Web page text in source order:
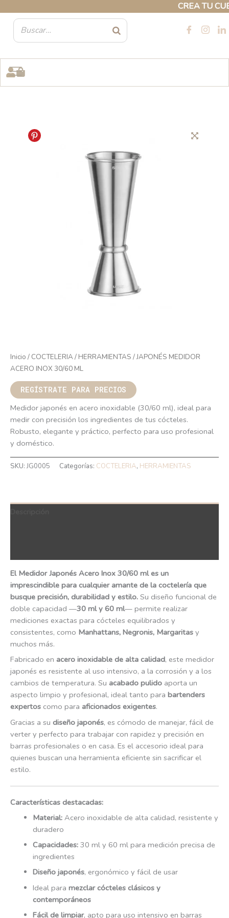
CREA TU
contenido
Inicio / COCTELERIA/ HERRAMIENTAS / JAPONÉS MEDIDOR
ACERO INOX 30/60 ML
REGÍSTRATE PARA PRECIOS
Medidor japonés en acero inoxidable (30/60 ml), ideal para
medir con precisión los ingredientes de tus cócteles.
Robusto, elegante y práctico, perfecto para uso profesional
y doméstico.
SKU: JG0005 Categorías: COCTELERIA, HERRAMIENTAS
El Medidor Japonés Acero Inox 30/60 ml es un
imprescindible para cualquier amante de la coctelería que
busque precisión, durabilidad y estilo. Su diseño funcional de
doble capacidad —30 ml y 60 ml— permite realizar
mediciones exactas para cócteles equilibrados y
consistentes, como Manhattans, Negronis, Margaritas y
muchos más.
Fabricado en acero inoxidable de alta calidad, este medidor
japonés es resistente al uso intensivo, a la corrosión y a los
cambios de temperatura. Su acabado pulido aporta un
aspecto limpio y profesional, ideal tanto para bartenders
expertos como para aficionados exigentes.
Gracias a su diseño japonés, es cómodo de manejar, fácil de
verter y perfecto para trabajar con rapidez y precisión en
barras profesionales o en casa. Es el accesorio ideal para
quienes buscan una herramienta eficiente sin sacrificar el
estilo.
Características destacadas:
Material:Acero inoxidable de alta calidad, resistente y
duradero
Capacidades:30 ml y 60 ml para medición precisa de
ingredientes
Diseño japonés, ergonómico y fácil de usar
Ideal para mezclar cócteles clásicos y
contemporáneos
Fácil de limpiar, apto para uso intensivo en barras